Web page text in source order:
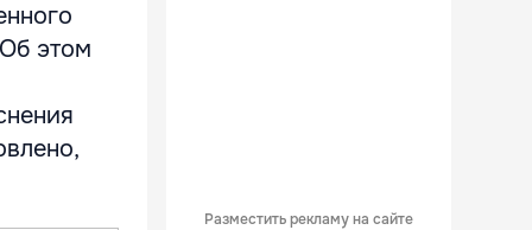
этом
Разместить рекламу на сайте